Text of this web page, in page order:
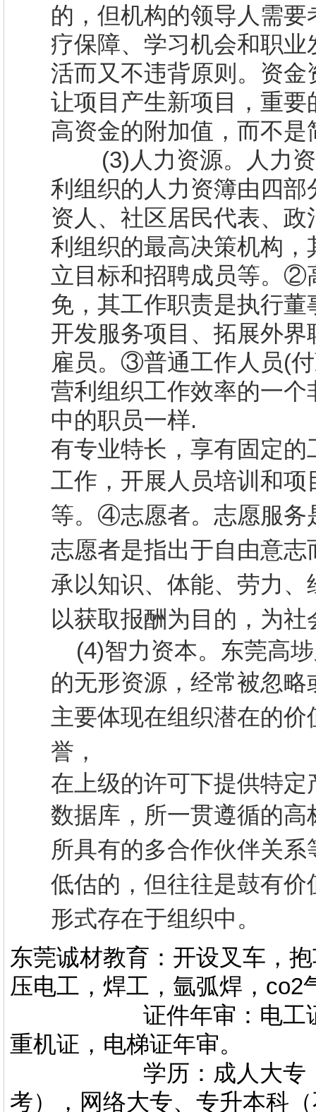
的，但机构的领导人需
疗保障、学习机会和职
活而又不违背原则。资
让项目产生新项目，重
高资金的附加值，而不
(3) 人力资源。人力
利组织的人力资簿由四部
资人、社区居民代表、
利组织的最高决策机构
立目标和招聘成员等。②
免，其工作职责是执行
开发服务项目、拓展外
雇员。③普通工作人员(
营利组织工作效率的一
中的职员一样.
有专业特长，享有固定
工作，开展人员培训 和项
等。④志愿者。志愿服务
志愿者是指出于自由意
承以知识、体能、劳力
以获取报酬为目的，为社
(4)智力资本。 东莞高
的无形资源，经常被忽
主要体现在组织潜在的
誉，
在上级的许可下提供特
数据库，所一贯遵循的高
所具有的多合作伙伴关
低估的，但往往是鼓有
形式存在于组织中。
东莞诚材教育：开设叉车，
压电工，焊工，氩弧焊，co2
证件年审：电工证，
重机证，电梯证年审。
学历：成人大专，专
考），网络大专、专升本科